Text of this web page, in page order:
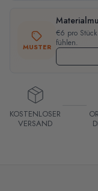
MUSTER
€6 pro
fühlen.
KOSTENLOSER
VERSAND